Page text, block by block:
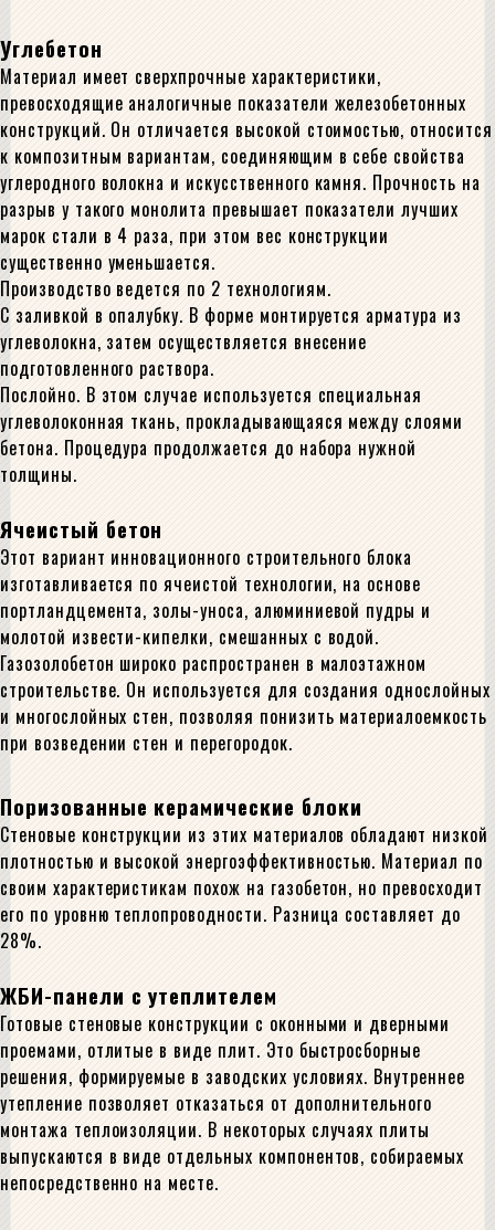
Углебетон
Материал имеет сверхпрочные характеристики,
превосходящие аналогичные показатели железобетонных
конструкций. Он отличается высокой стоимостью, относится
к композитным вариантам, соединяющим в себе свойства
углеродного волокна и искусственного камня. Прочность на
разрыв у такого монолита превышает показатели лучших
марок стали в 4 раза, при этом вес конструкции
существенно уменьшается.
Производство ведется по 2 технологиям.
С заливкой в опалубку. В форме монтируется арматура из
углеволокна, затем осуществляется внесение
подготовленного раствора.
Послойно. В этом случае используется специальная
углеволоконная ткань, прокладывающаяся между слоями
бетона. Процедура продолжается до набора нужной
толщины.
Ячеистый бетон
Этот вариант инновационного строительного блока
изготавливается по ячеистой технологии, на основе
портландцемента, золы-уноса, алюминиевой пудры и
молотой извести-кипелки, смешанных с водой.
Газозолобетон широко распространен в малоэтажном
строительстве. Он используется для создания однослойных
и многослойных стен, позволяя понизить материалоемкость
при возведении стен и перегородок.
Поризованные керамические блоки
Стеновые конструкции из этих материалов обладают низкой
плотностью и высокой энергоэффективностью. Материал по
своим характеристикам похож на газобетон, но превосходит
его по уровню теплопроводности. Разница составляет до
28%.
ЖБИ-панели с утеплителем
Готовые стеновые конструкции с оконными и дверными
проемами, отлитые в виде плит. Это быстросборные
решения, формируемые в заводских условиях. Внутреннее
утепление позволяет отказаться от дополнительного
монтажа теплоизоляции. В некоторых случаях плиты
выпускаются в виде отдельных компонентов, собираемых
непосредственно на месте.